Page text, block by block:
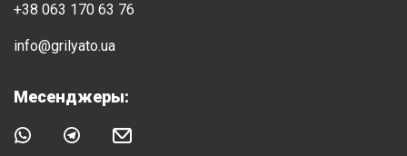
+38 063 170 63 76
info@grilyato.ua
Месенджеры: